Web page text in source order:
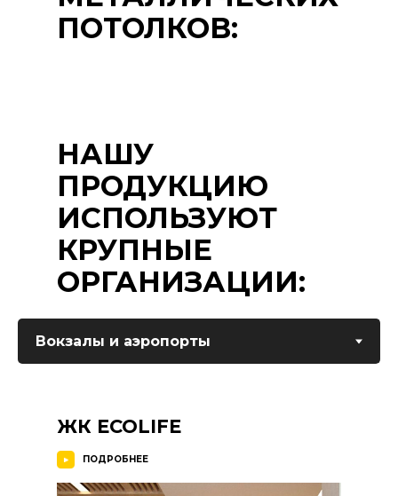
ПОТОЛКОВ:
НАШУ
ПРОДУКЦИЮ
ИСПОЛЬЗУЮТ
КРУПНЫЕ
ОРГАНИЗАЦИИ:
ПОДРОБНЕЕ
ЖК ECOLIFE